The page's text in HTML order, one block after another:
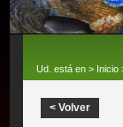
Ud. está en > Inicio
< Volver